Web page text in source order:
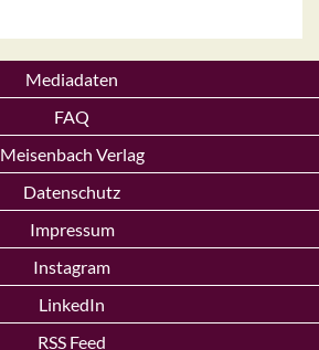
Mediadaten
FAQ
Meisenbach Verlag
Datenschutz
Impressum
Instagram
LinkedIn
RSS Feed